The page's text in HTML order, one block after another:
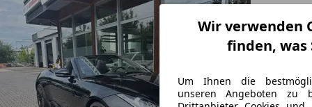
Wir verwenden
finden, was
Um Ihnen die
unseren Angeboten zu